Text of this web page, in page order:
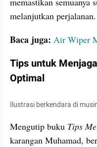
melanjutkan perjalanan.
Baca juga: Air Wiper
Tips untuk
Optimal
Ilustrasi berkendara di
Mengutip buku Tips
karangan Muhamad,